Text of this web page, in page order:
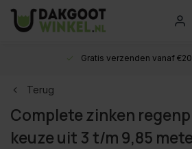
Gratis verzenden vanaf
Terug
Complete zinken
keuze uit 3 t/m 9,85